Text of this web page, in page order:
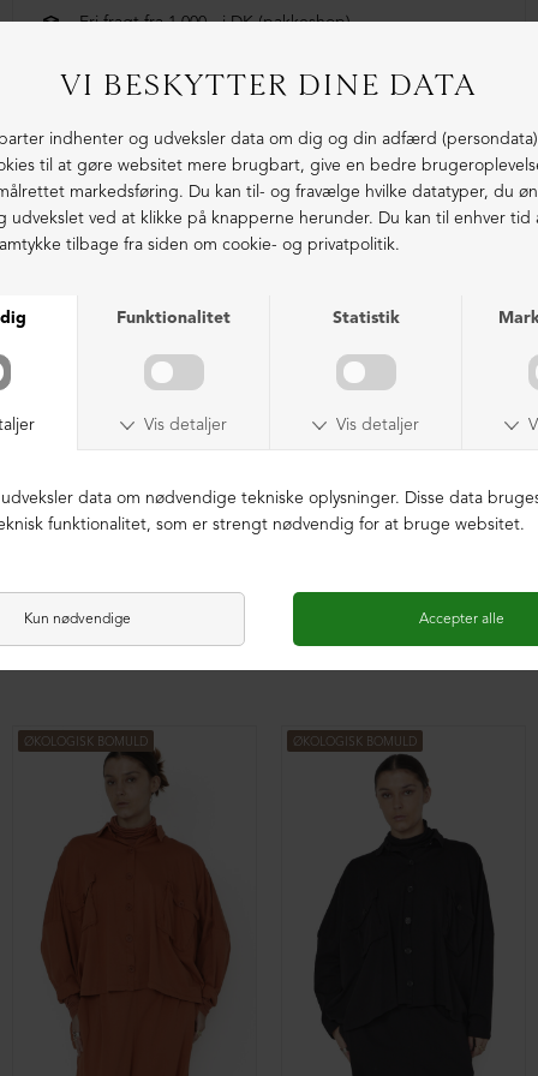
Fri fragt fra 1.000,- i DK (pakkeshop)
Ekstraordinær kvalitet - produceret i Europa
LIGNENDE PRODUKTER
ØKOLOGISK BOMULD
Oversize bluse med plisse
DKK 1.599,00
ØKOLOGISK BOMULD
Oversize bluse med plisse
DKK 1.599,00
ØKOLOGISK BOMULD ØKOLOGISK BOMULD